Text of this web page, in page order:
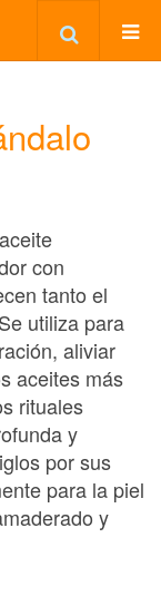
con
tanto el
utiliza para
aliviar
aceites más
rituales
y
por sus
para la piel
y